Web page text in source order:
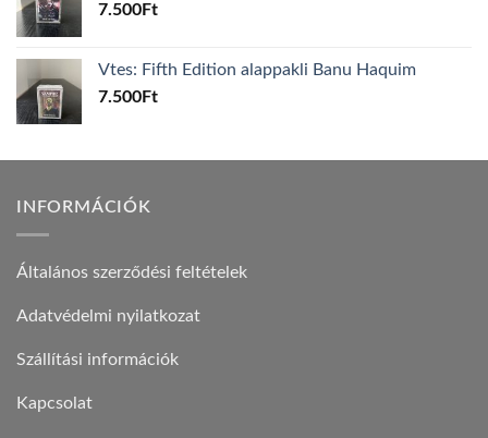
7.500Ft
Vtes: Fifth Edition alappakli Banu Haquim
7.500Ft
INFORMÁCIÓK
Általános szerződési feltételek
Adatvédelmi nyilatkozat
Szállítási információk
Kapcsolat